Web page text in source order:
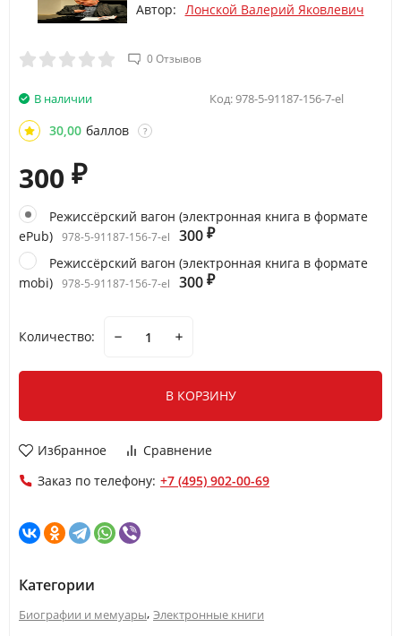
Автор: Лонской Валерий Яковлевич
0 Отзывов
Код:978-5-91187-156-7-el
В наличии
30,00 баллов ?
300 ₽
Режиссёрский вагон (электронная книга в формате
ePub) 978-5-91187-156-7-el 300 ₽
Режиссёрский вагон (электронная книга в формате
mobi) 978-5-91187-156-7-el 300 ₽
Количество:
В КОРЗИНУ
Избранное
Сравнение
Заказ по телефону: +7 (495) 902-00-69
Категории
Биографии и мемуары, Электронные книги